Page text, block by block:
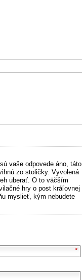
vaše odpovede áno, táto
zo stoličky. Vyvolená
uberať. O to väčším
hry o post kráľovnej
myslieť, kým nebudete